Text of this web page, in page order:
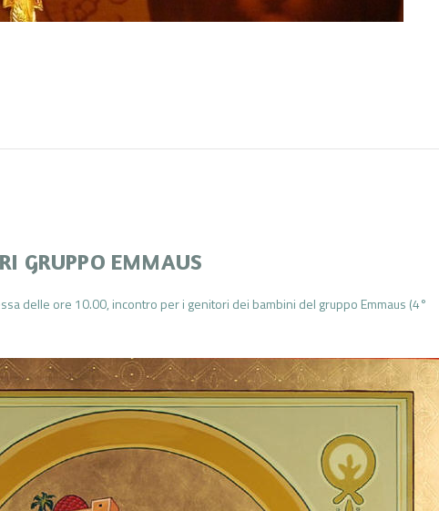
GRUPPO EMMAUS
delle ore 10.00, incontro per i genitori dei bambini del gruppo Emmaus (4°